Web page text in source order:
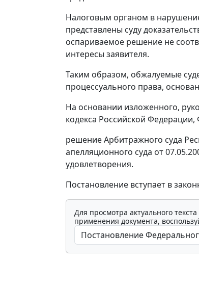
Налоговым органом в
представлены суду
оспариваемое решение не
интересы заявителя.
Таким образом, обжалуемые
процессуального права,
На основании изложенного,
кодекса Российской
решение Арбитражного суда
апелляционного суда от
удовлетворения.
Постановление вступает в
Для просмотра актуального
применения документа,